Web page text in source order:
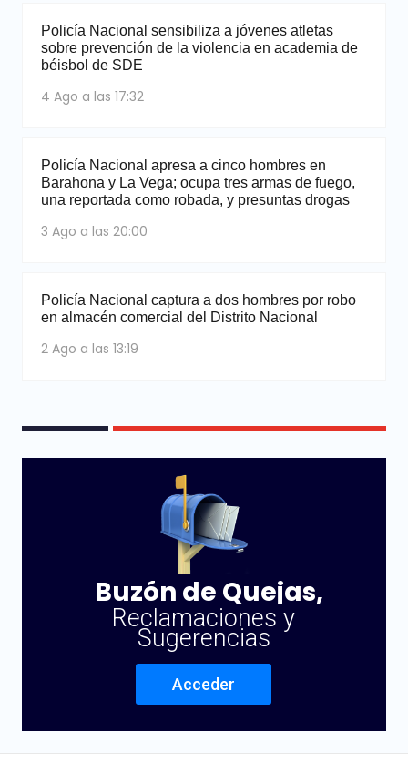
Policía Nacional sensibiliza a jóvenes atletas
sobre prevención de la violencia en academia de
béisbol de SDE
4 Ago a las 17:32
Policía Nacional apresa a cinco hombres en
Barahona y La Vega; ocupa tres armas de fuego,
una reportada como robada, y presuntas drogas
3 Ago a las 20:00
Policía Nacional captura a dos hombres por robo
en almacén comercial del Distrito Nacional
2 Ago a las 13:19
Buzón de Quejas,
Reclamaciones y
Sugerencias
Acceder